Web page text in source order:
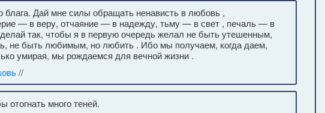
блага. Дай мне силы обращать ненависть в любовь ,
— в веру, отчаяние — в надежду, тьму — в свет , печаль — в
так, чтобы я в первую очередь желал не быть утешенным,
не быть любимым, но любить . Ибо мы получаем, когда даем,
умирая, мы рождаемся для вечной жизни .
//
отогнать много теней.